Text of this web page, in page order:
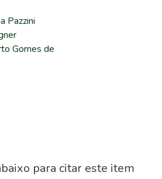
Pazzini
Gomes de
para citar este item